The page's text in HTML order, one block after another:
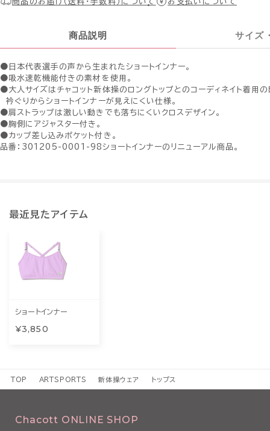
商品説明 サイズ
●日本代表選手の声から生まれたショートインナー。
●吸水速乾機能付きの素材を使用。
●大人サイズはチャコット新体操のロングトップとのコーディネイト着用
衿ぐりからショートインナーが見えにくい仕様。
●肩ストラップは激しい動きでも落ちにくいクロスデザイン。
●胸側にアジャスター付き。
●カップ差し込みポケット付き。
品番：301205-0001-98ショートインナーのリニューアル商品。
最近見たアイテム
ショートインナー
¥3,850
TOP ARTSPORTS 新体操ウェア トップス
Chacott ONLINE SHOP